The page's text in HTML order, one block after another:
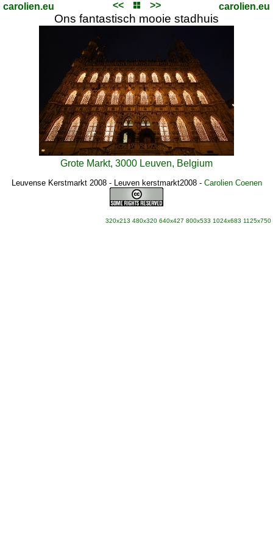
carolien.eu << >> carolien.eu
Ons fantastisch mooie stadhuis
Grote Markt, 3000 Leuven, Belgium
Leuvense Kerstmarkt 2008 - Leuven kerstmarkt2008- Carolien Coenen
320x213 480x320 640x427 800x533 1024x683 1125x750